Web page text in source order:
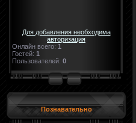
Для добавления необходима
авторизация
Онлайн всего: 1
Гостей: 1
Пользователей: 0
Познавательно